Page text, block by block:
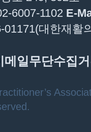
6007-1102 E-
01171(대한재활
메일무단수집